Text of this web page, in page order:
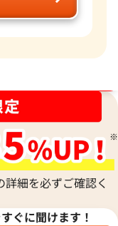
詳細を必ずご確認く
ぐに聞けます！